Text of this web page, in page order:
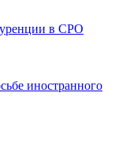
в СРО
иностранного